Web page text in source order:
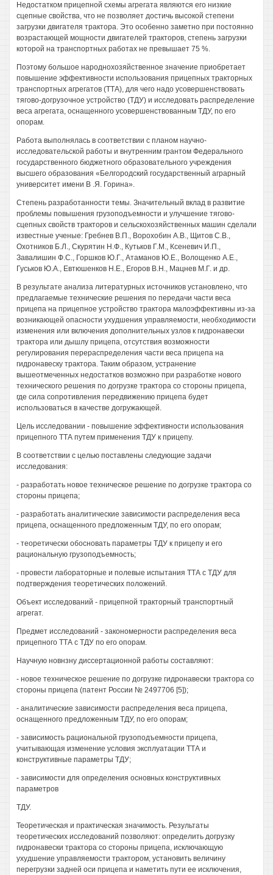
Недостатком прицепной схемы агрегата являются его низкие
сцепные свойства, что не позволяет достичь высокой степени
загрузки двигателя трактора. Это особенно заметно при постоянно
возрастающей мощности двигателей тракторов, степень загрузки
которой на транспортных работах не превышает 75 %.
Поэтому большое народнохозяйственное значение приобретает
повышение эффективности использования прицепных тракторных
транспортных агрегатов (ТТА), для чего надо усовершенствовать
тягово-догрузочное устройство (ТДУ) и исследовать распределение
веса агрегата, оснащенного усовершенствованным ТДУ, по его
опорам.
Работа выполнялась в соответствии с планом научно-
исследовательской работы и внутренним грантом Федерального
государственного бюджетного образовательного учреждения
высшего образования «Белгородский государственный аграрный
университет имени В .Я. Горина».
Степень разработанности темы. Значительный вклад в развитие
проблемы повышения грузоподъемности и улучшение тягово-
сцепных свойств тракторов и сельскохозяйственных машин сделали
известные ученые: Гребнев В.П., Ворохобин A.B., Щитов C.B.,
Охотников Б.Л., Скурятин Н.Ф., Кутьков Г.М., Ксеневич И.П.,
Завалишин Ф.С., Горшков Ю.Г., Атаманов Ю.Е., Волощенко А.Е.,
Гуськов Ю.А., Евтюшенков Н.Е., Егоров В.Н., Мацнев М.Г. и др.
В результате анализа литературных источников установлено, что
предлагаемые технические решения по передачи части веса
прицепа на прицепное устройство трактора малоэффективны из-за
возникающей опасности ухудшения управляемости, необходимости
изменения или включения дополнительных узлов к гидронавески
трактора или дышлу прицепа, отсутствия возможности
регулирования перераспределения части веса прицепа на
гидронавеску трактора. Таким образом, устранение
вышеотмеченных недостатков возможно при разработке нового
технического решения по догрузке трактора со стороны прицепа,
где сила сопротивления передвижению прицепа будет
использоваться в качестве догружающей.
Цель исследовании - повышение эффективности использования
прицепного ТТА путем применения ТДУ к прицепу.
В соответствии с целью поставлены следующие задачи
исследования:
- разработать новое техническое решение по догрузке трактора со
стороны прицепа;
- разработать аналитические зависимости распределения веса
прицепа, оснащенного предложенным ТДУ, по его опорам;
- теоретически обосновать параметры ТДУ к прицепу и его
рациональную грузоподъемность;
- провести лабораторные и полевые испытания ТТА с ТДУ для
подтверждения теоретических положений.
Объект исследований - прицепной тракторный транспортный
агрегат.
Предмет исследований - закономерности распределения веса
прицепного ТТА с ТДУ по его опорам.
Научную новнзну диссертационной работы составляют:
- новое техническое решение по догрузке гидронавески трактора со
стороны прицепа (патент России № 2497706 [5]);
- аналитические зависимости распределения веса прицепа,
оснащенного предложенным ТДУ, по его опорам;
- зависимость рациональной грузоподъемности прицепа,
учитывающая изменение условия эксплуатации ТТА и
конструктивные параметры ТДУ;
- зависимости для определения основных конструктивных
параметров
ТДУ.
Теоретическая и практическая значимость. Результаты
теоретических исследований позволяют: определить догрузку
гидронавески трактора со стороны прицепа, исключающую
ухудшение управляемости трактором, установить величину
перегрузки задней оси прицепа и наметить пути ее исключения,